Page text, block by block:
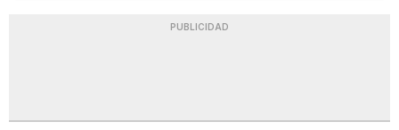
PUBLICIDAD